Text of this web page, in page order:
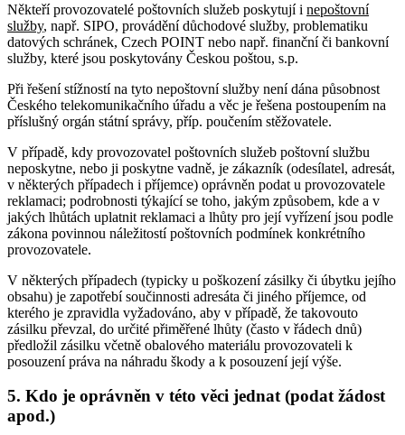
Někteří provozovatelé poštovních služeb poskytují i nepoštovní
služby, např. SIPO, provádění důchodové služby, problematiku
datových schránek, Czech POINT nebo např. finanční či bankovní
služby, které jsou poskytovány Českou poštou, s.p.
Při řešení stížností na tyto nepoštovní služby není dána působnost
Českého telekomunikačního úřadu a věc je řešena postoupením na
příslušný orgán státní správy, příp. poučením stěžovatele.
V případě, kdy provozovatel poštovních služeb poštovní službu
neposkytne, nebo ji poskytne vadně, je zákazník (odesílatel, adresát,
v některých případech i příjemce) oprávněn podat u provozovatele
reklamaci; podrobnosti týkající se toho, jakým způsobem, kde a v
jakých lhůtách uplatnit reklamaci a lhůty pro její vyřízení jsou podle
zákona povinnou náležitostí poštovních podmínek konkrétního
provozovatele.
V některých případech (typicky u poškození zásilky či úbytku jejího
obsahu) je zapotřebí součinnosti adresáta či jiného příjemce, od
kterého je zpravidla vyžadováno, aby v případě, že takovouto
zásilku převzal, do určité přiměřené lhůty (často v řádech dnů)
předložil zásilku včetně obalového materiálu provozovateli k
posouzení práva na náhradu škody a k posouzení její výše.
5. Kdo je oprávněn v této věci jednat (podat žádost
apod.)